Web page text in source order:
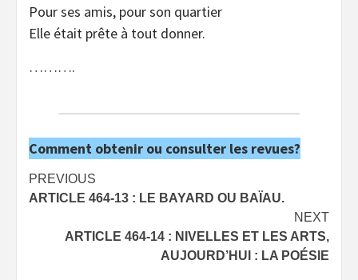
Pour ses amis, pour son quartier
Elle était prête à tout donner.
……….
Comment obtenir ou consulter les revues?
Post
navigation
PREVIOUS
ARTICLE 464-13 : LE BAYARD OU BAÏAU.
NEXT
ARTICLE 464-14 : NIVELLES ET LES ARTS,
AUJOURD’HUI : LA POÉSIE